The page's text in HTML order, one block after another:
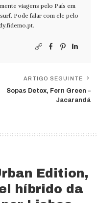
viagens pelo País em
Pode falar com ele pelo
.
ARTIGO SEGUINTE
Sopas Detox, Fern Green –
Jacarandá
Edition,
híbrido da